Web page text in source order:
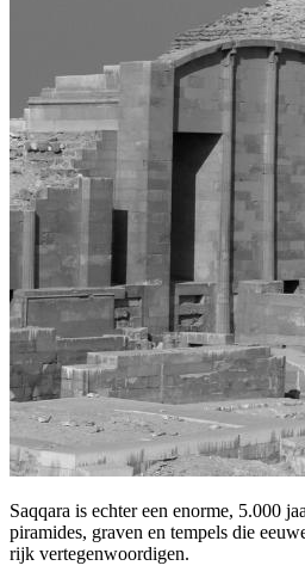
Saqqara is echter een enorme, 5.000
piramides, graven en tempels die
rijk vertegenwoordigen.